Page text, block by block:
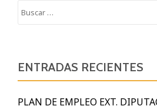
ENTRADAS RECIENTES
PLAN DE EMPLEO EXT.